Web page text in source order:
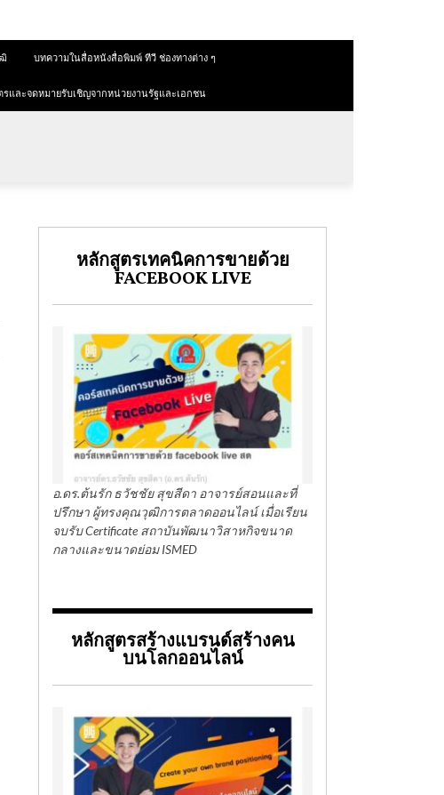
บทความในสื่อหนังสื่อพิมพ์ ทีวี ช่องทางต่าง ๆ
และจดหมายรับเชิญจากหน่วยงานรัฐและเอกชน
หลักสูตรเทคนิคการขายด้วย
FACEBOOK LIVE
อ.ดร.ต้นรัก ธวัชชัย สุขสีดา อาจารย์สอนและที่
ปรึกษา ผู้ทรงคุณวุฒิการตลาดออนไลน์ เมื่อเรียน
จบรับ Certificate สถาบันพัฒนาวิสาหกิจขนาด
กลางและขนาดย่อม ISMED
หลักสูตรสร้างแบรนด์สร้างคน
บนโลกออนไลน์